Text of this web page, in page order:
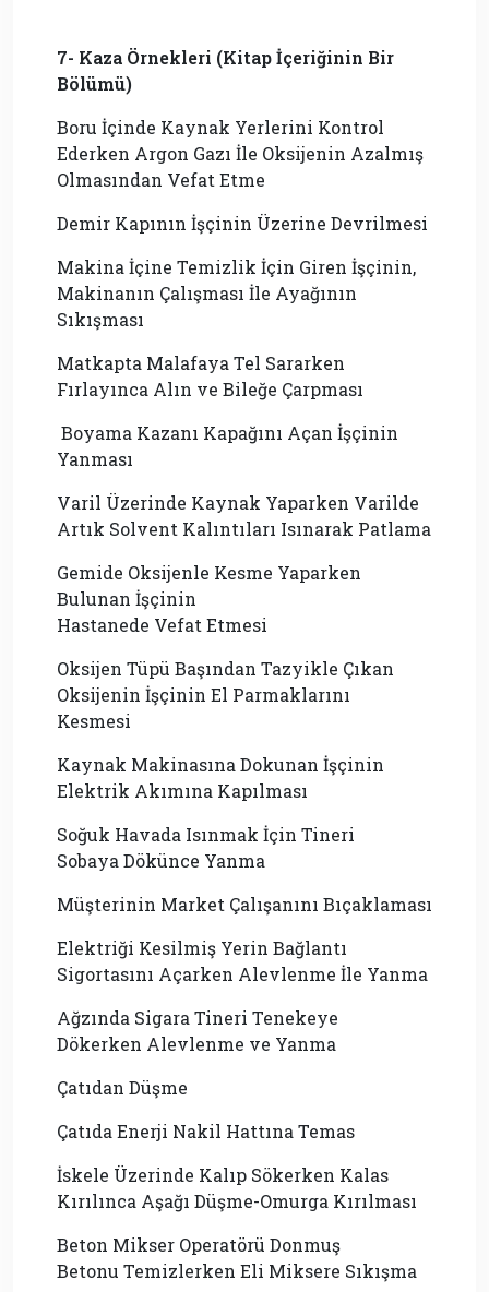
7- Kaza Örnekleri (Kitap İçeriğinin Bir
Bölümü)
Boru İçinde Kaynak Yerlerini Kontrol
Ederken Argon Gazı İle Oksijenin Azalmış
Olmasından Vefat Etme
Demir Kapının İşçinin Üzerine Devrilmesi
Makina İçine Temizlik İçin Giren İşçinin,
Makinanın Çalışması İle Ayağının
Sıkışması
Matkapta Malafaya Tel Sararken
Fırlayınca Alın ve Bileğe Çarpması
Boyama Kazanı Kapağını Açan İşçinin
Yanması
Varil Üzerinde Kaynak Yaparken Varilde
Artık Solvent Kalıntıları Isınarak Patlama
Gemide Oksijenle Kesme Yaparken
Bulunan İşçinin
Hastanede Vefat Etmesi
Oksijen Tüpü Başından Tazyikle Çıkan
Oksijenin İşçinin El Parmaklarını
Kesmesi
Kaynak Makinasına Dokunan İşçinin
Elektrik Akımına Kapılması
Soğuk Havada Isınmak İçin Tineri
Sobaya Dökünce Yanma
Müşterinin Market Çalışanını Bıçaklaması
Elektriği Kesilmiş Yerin Bağlantı
Sigortasını Açarken Alevlenme İle Yanma
Ağzında Sigara Tineri Tenekeye
Dökerken Alevlenme ve Yanma
Çatıdan Düşme
Çatıda Enerji Nakil Hattına Temas
İskele Üzerinde Kalıp Sökerken Kalas
Kırılınca Aşağı Düşme-Omurga Kırılması
Beton Mikser Operatörü Donmuş
Betonu Temizlerken Eli Miksere Sıkışma